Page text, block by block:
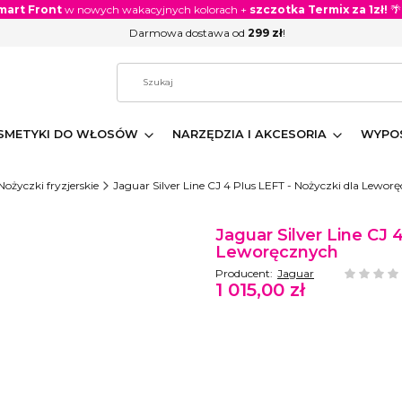
Frontw nowych wakacyjnych kolorach + szczotka Termix za 1zł!
Darmowa dostawa od 299 zł!
DO WŁOSÓW NARZĘDZIA I AKCESORIA
fryzjerskie Jaguar Silver Line CJ 4 Plus LEFT - Nożyczki dla
Jaguar Silver Line CJ
Leworęcznych
Producent: Jaguar
Cena
1 015,00 zł